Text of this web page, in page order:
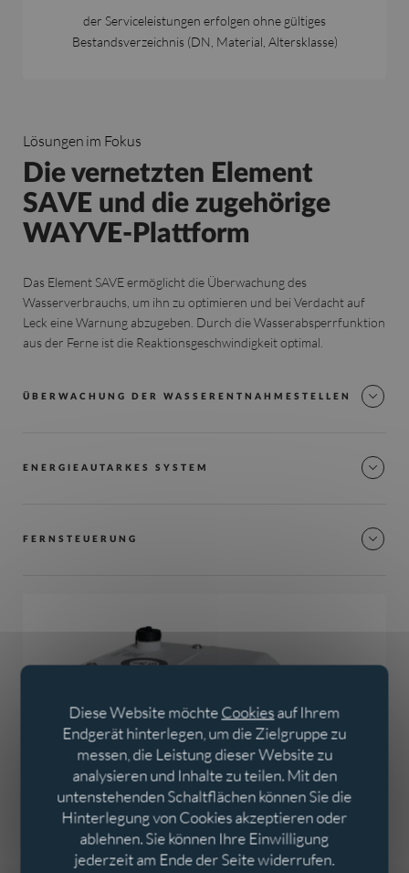
der Serviceleistungen erfolgen ohne gültiges
Bestandsverzeichnis (DN, Material, Altersklasse)
Lösungen im Fokus
Die vernetzten Element
SAVE und die zugehörige
WAYVE-Plattform
Das Element SAVE ermöglicht die Überwachung des
Wasserverbrauchs, um ihn zu optimieren und bei Verdacht auf
Leck eine Warnung abzugeben. Durch die Wasserabsperrfunktion
aus der Ferne ist die Reaktionsgeschwindigkeit optimal.
ÜBERWACHUNG DER WASSERENTNAHMESTELLEN
ENERGIEAUTARKES SYSTEM
FERNSTEUERUNG
Diese Website möchteCookiesauf Ihrem
Endgerät hinterlegen, um die Zielgruppe zu
messen, die Leistung dieser Website zu
analysieren und Inhalte zu teilen. Mit den
untenstehenden Schaltflächen können Sie die
Hinterlegung von Cookies akzeptieren oder
ablehnen. Sie können Ihre Einwilligung
jederzeit am Ende der Seite widerrufen.